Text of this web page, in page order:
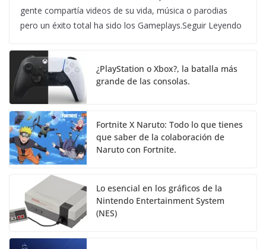
gente compartía videos de su vida, música o parodias
pero un éxito total ha sido los Gameplays.Seguir Leyendo
¿PlayStation o Xbox?, la batalla más
grande de las consolas.
Fortnite X Naruto: Todo lo que tienes
que saber de la colaboración de
Naruto con Fortnite.
Lo esencial en los gráficos de la
Nintendo Entertainment System
(NES)